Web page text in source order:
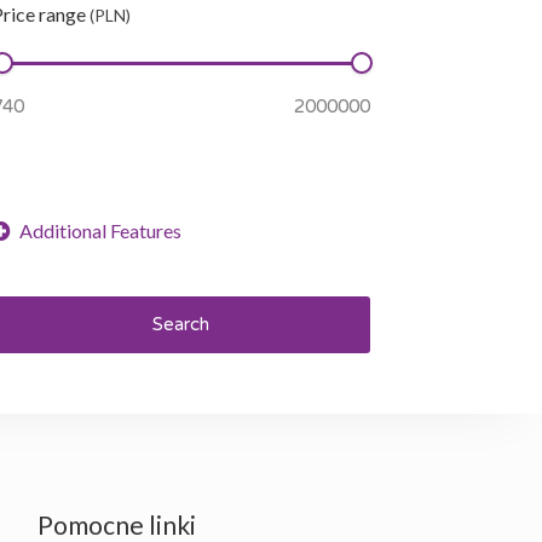
range(PLN)
Search
Pomocne linki